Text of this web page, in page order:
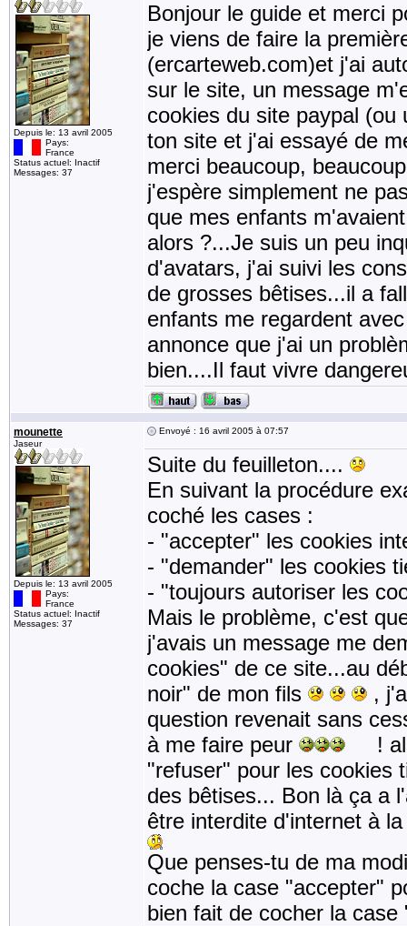
Depuis le: 13 avril 2005
Pays:
France
Status actuel: Inactif
Messages: 37
Bonjour le guide et merci
je viens de faire la
(ercarteweb.com)et j'ai
sur le site, un message
cookies du site paypal
ton site et j'ai essayé de
merci beaucoup,
j'espère simplement ne
que mes enfants
alors ?...Je suis un peu
d'avatars, j'ai suivi les
de grosses bêtises...il a
enfants me regardent
annonce que j'ai un
bien....Il faut vivre
mounette
Jaseur
Depuis le: 13 avril 2005
Pays:
France
Status actuel: Inactif
Messages: 37
Envoyé : 16 avril 2005 à 07:57
Suite du feuilleton....
En suivant la procédure
coché les cases :
- "accepter" les cookies
- "demander" les cookies
- "toujours autoriser les
Mais le problème, c'est
j'avais un message me
cookies" de ce site...au
noir" de mon fils
,
question revenait sans
à me faire peur
!
"refuser" pour les cookies
des bêtises... Bon là ça a
être interdite d'internet à
Que penses-tu de ma
coche la case "accepter"
bien fait de cocher la